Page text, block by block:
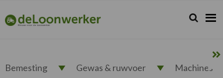
de
hoofdnavigatie
de
hoofd
de
eerste
de
voettekst
deloonwerker.nl Zoeken...
Zoek
Bemesting Gewas & ruwvoer Machines